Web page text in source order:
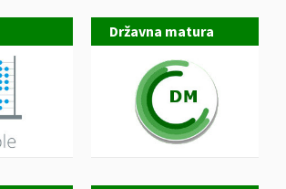
Državna matura